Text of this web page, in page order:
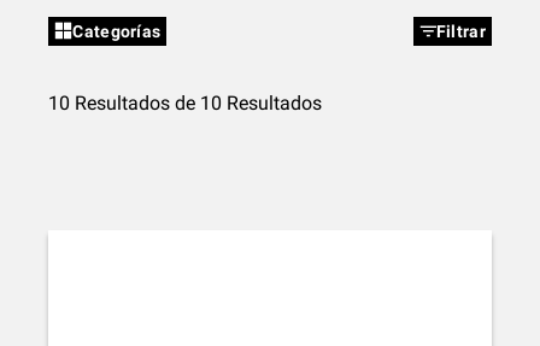
Categorías Filtrar
10 Resultados de 10 Resultados